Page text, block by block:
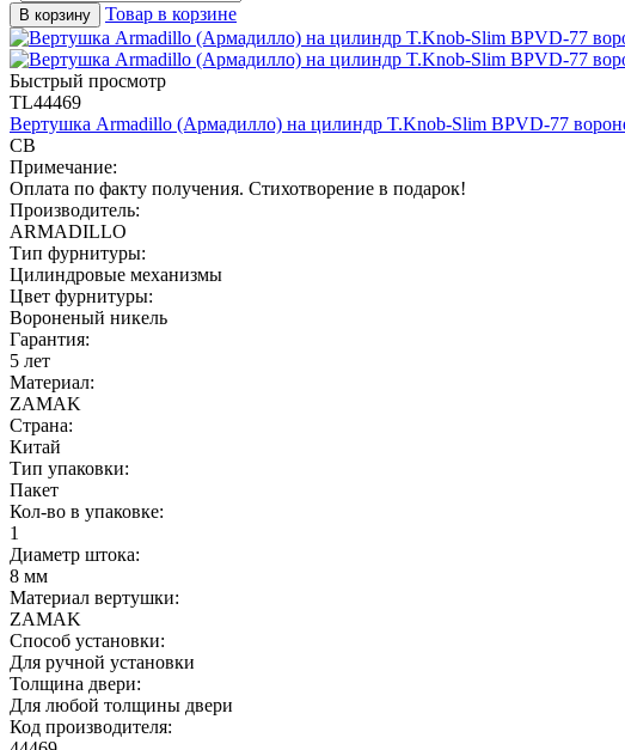
В корзину Товар в корзине
Быстрый просмотр
TL44469
Вертушка Armadillo (Армадилло) на цилиндр T.Knob-Slim BPVD-77
CB
Примечание:
Оплата по факту получения. Стихотворение в подарок!
Производитель:
ARMADILLO
Тип фурнитуры:
Цилиндровые механизмы
Цвет фурнитуры:
Вороненый никель
Гарантия:
5 лет
Материал:
ZAMAK
Страна:
Китай
Тип упаковки:
Пакет
Кол-во в упаковке:
1
Диаметр штока:
8 мм
Материал вертушки:
ZAMAK
Способ установки:
Для ручной установки
Толщина двери:
Для любой толщины двери
Код производителя: